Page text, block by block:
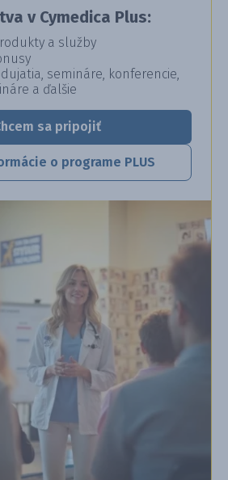
v Cymedica Plus:
a služby
semináre, konferencie,
a ďalšie
sa pripojiť
o programe PLUS